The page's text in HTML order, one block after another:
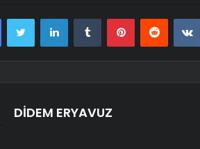
FacebookTwitter LinkedInTumblr PinterestReddit
DİDEM ERYAVUZ